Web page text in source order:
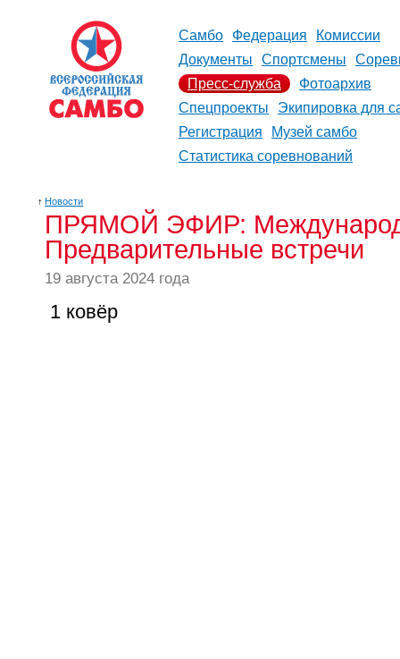
Самбо Федерация
Комиссии
Документы
Спортсмены
Пресс-служба
Фотоархив
Спецпроекты
Экипировка для
Регистрация
Музей самбо
Статистика соревнований
↑ Новости
ПРЯМОЙ ЭФИР:
Предварительные встречи
19 августа 2024 года
1 ковёр